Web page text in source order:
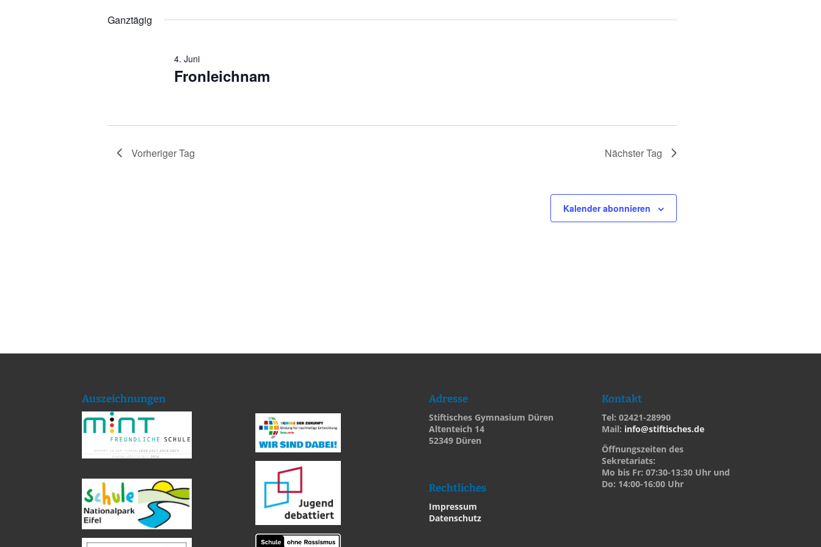
Schlüsselwort.
Ganztägig
Fronleichnam
4. Juni
Vorheriger Tag Nächster Tag
Kalender abonnieren
Auszeichnungen Adresse
Stiftisches Gymnasium Düren
Altenteich 14
52349 Düren
Rechtliches
Impressum
Datenschutz
Kontakt
Tel: 02421-28990
Mail: info@stiftisches.de
Öffnungszeiten des
Sekretariats:
Mo bis Fr: 07:30-13:30 Uhr und
Do: 14:00-16:00 Uhr